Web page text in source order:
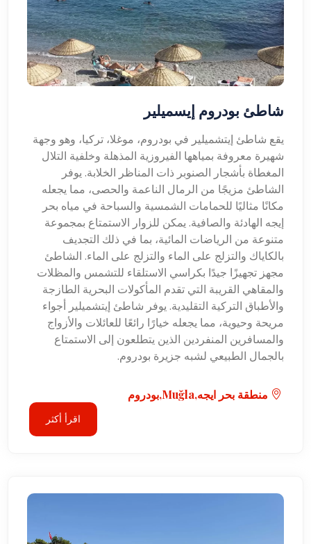
شاطئ بودروم إيسميلير
يقع شاطئ إيتشميلير في بودروم، موغلا، تركيا، وهو وجهة
شهيرة معروفة بمياهها الفيروزية المذهلة وخلفية التلال
المغطاة بأشجار الصنوبر ذات المناظر الخلابة. يوفر
الشاطئ مزيجًا من الرمال الناعمة والحصى، مما يجعله
مكانًا مثاليًا للحمامات الشمسية والسباحة في مياه بحر
إيجه الهادئة والصافية. يمكن للزوار الاستمتاع بمجموعة
متنوعة من الرياضات المائية، بما في ذلك التجديف
بالكاياك والتزلج على الماء والتزلج على الماء. الشاطئ
مجهز تجهيزًا جيدًا بكراسي الاستلقاء للتشمس والمظلات
والمقاهي القريبة التي تقدم المأكولات البحرية الطازجة
والأطباق التركية التقليدية. يوفر شاطئ إيتشميلير أجواء
مريحة وحيوية، مما يجعله خيارًا رائعًا للعائلات والأزواج
والمسافرين المنفردين الذين يتطلعون إلى الاستمتاع
بالجمال الطبيعي لشبه جزيرة بودروم.
منطقة بحر ايجه,Muğla,بودروم
اقرأ أكثر